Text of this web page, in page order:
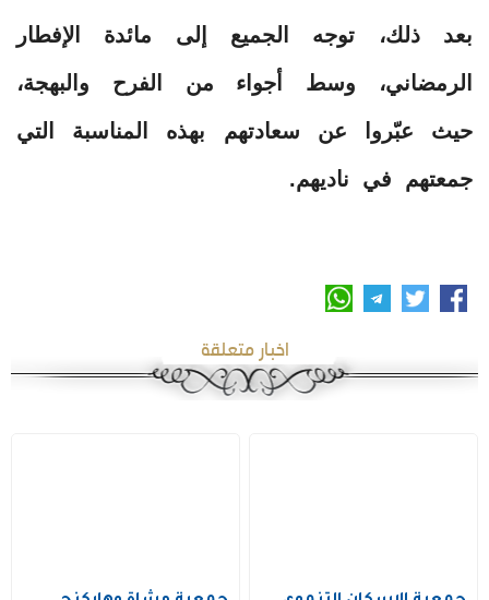
بعد ذلك، توجه الجميع إلى مائدة الإفطار
الرمضاني، وسط أجواء من الفرح والبهجة،
حيث عبّروا عن سعادتهم بهذه المناسبة التي
جمعتهم في ناديهم.
اخبار متعلقة